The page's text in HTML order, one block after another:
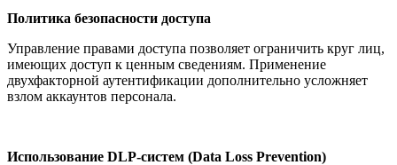
Политика безопасности доступа
Управление правами доступа позволяет ограничить круг лиц,
имеющих доступ к ценным сведениям. Применение
двухфакторной аутентификации дополнительно усложняет
взлом аккаунтов персонала.
Использование DLP-систем (Data Loss Prevention)